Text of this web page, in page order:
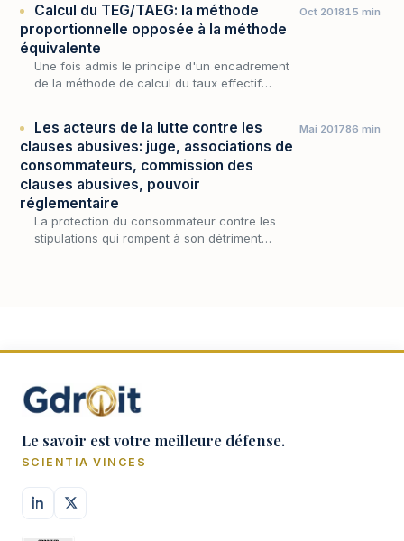
législateur…
Calcul du TEG/TAEG: la méthode
proportionnelle opposée à la méthode
équivalente
Une fois admis le principe d'un encadrement
de la méthode de calcul du taux effectif
en…
Oct 201815 min
Les acteurs de la lutte contre les
clauses abusives: juge, associations de
consommateurs, commission des
clauses abusives, pouvoir
réglementaire
La protection du consommateur contre les
stipulations qui rompent à son détriment
Mai 201786 min
Le savoir est votre meilleure défense.
SCIENTIA VINCES